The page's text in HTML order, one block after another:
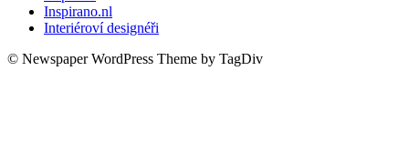
Inspirano.nl
Interiéroví designéři
© Newspaper WordPress Theme by TagDiv